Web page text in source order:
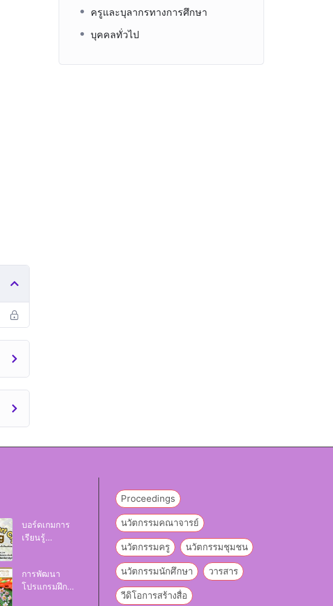
ครูและบุลากรทางการศึกษา
บุคคลทั่วไป
บอร์ดเกมการ
เรียนรู้
การพัฒนา
โปรแกรมฝึก
Proceedings
นวัตกรรมคณาจารย์
นวัตกรรมครู นวัตกรรมชุมชน
นวัตกรรมนักศึกษา วารสาร
วีดิโอการสร้างสื่อ